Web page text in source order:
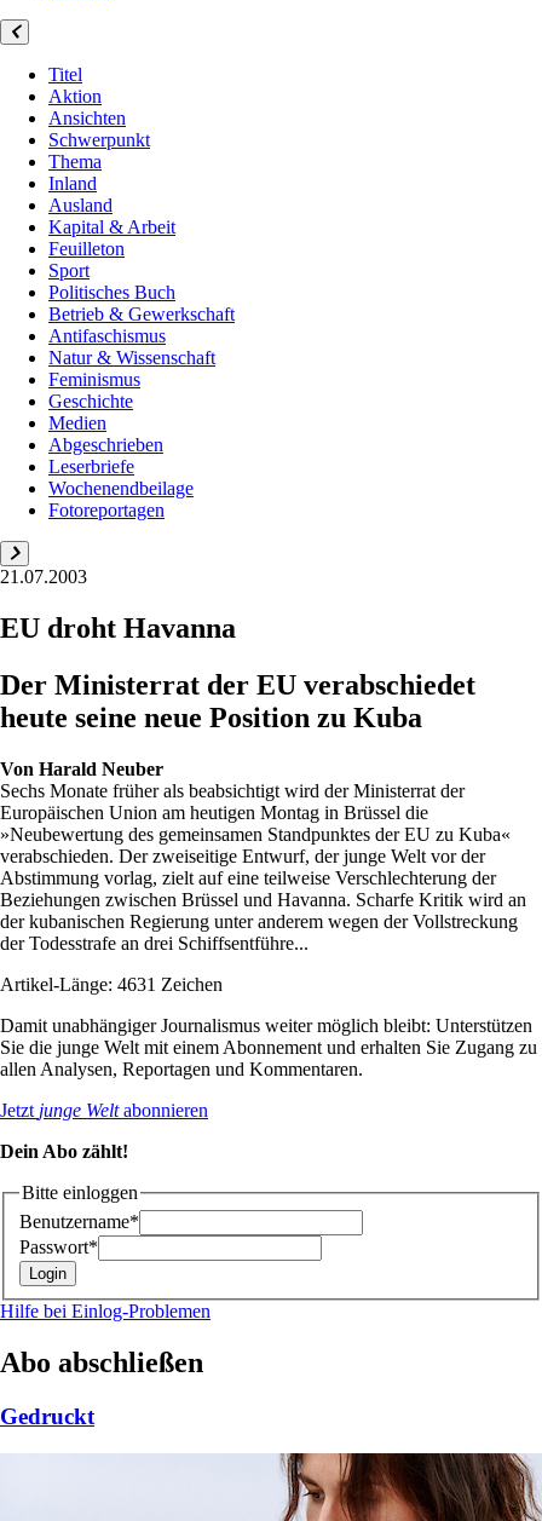
Titel
Aktion
Ansichten
Schwerpunkt
Thema
Inland
Ausland
Kapital & Arbeit
Feuilleton
Sport
Politisches Buch
Betrieb & Gewerkschaft
Antifaschismus
Natur & Wissenschaft
Feminismus
Geschichte
Medien
Abgeschrieben
Leserbriefe
Wochenendbeilage
Fotoreportagen
21.07.2003
EU droht Havanna
Der Ministerrat der EU verabschiedet
heute seine neue Position zu Kuba
Von Harald Neuber
Sechs Monate früher als beabsichtigt wird der Ministerrat der
Europäischen Union am heutigen Montag in Brüssel die
»Neubewertung des gemeinsamen Standpunktes der EU zu Kuba«
verabschieden. Der zweiseitige Entwurf, der junge Welt vor der
Abstimmung vorlag, zielt auf eine teilweise Verschlechterung der
Beziehungen zwischen Brüssel und Havanna. Scharfe Kritik wird an
der kubanischen Regierung unter anderem wegen der Vollstreckung
der Todesstrafe an drei Schiffsentführe...
Artikel-Länge: 4631 Zeichen
Damit unabhängiger Journalismus weiter möglich bleibt: Unterstützen
Sie die junge Welt mit einem Abonnement und erhalten Sie Zugang zu
allen Analysen, Reportagen und Kommentaren.
Jetzt junge Weltabonnieren
Dein Abo zählt!
Bitte einloggen
Benutzername*
Passwort*
Hilfe bei Einlog-Problemen
Abo abschließen
Gedruckt